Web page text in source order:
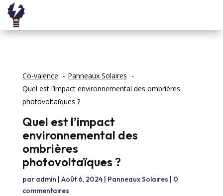
Co-valence
Panneaux Solaires
Quel est l’impact environnemental des ombrières
photovoltaïques ?
Quel est l’impact
environnemental des
ombrières
photovoltaïques ?
par admin | Août 6, 2024| Panneaux Solaires | 0
commentaires